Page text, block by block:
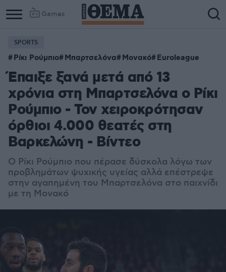
Games
SPORTS
Ρίκι Ρούμπιο Μπαρτσελόνα Μονακό Euroleague
Έπαιξε ξανά μετά από 13
χρόνια στη Μπαρτσελόνα ο Ρίκι
Ρούμπιο - Τον χειροκρότησαν
όρθιοι 4.000 θεατές στη
Βαρκελώνη - Βίντεο
Ο Ρίκι Ρούμπιο που πέρασε δύσκολα λόγω των
προβλημάτων ψυχικής υγείας αλλά επέστρεψε
στην αγαπημένη του Μπαρτσελόνα στο παιχνίδι
με τη Μονακό